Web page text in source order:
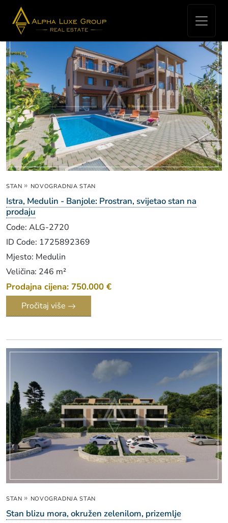
Real Estate for sale - Stanovi
STAN » NOVOGRADNJA STAN
Istra, Medulin - Banjole: Prostran, svijetao stan na
prodaju
Code: ALG-2720
ID Code: 1725892369
Mjesto: Medulin
Veličina: 246 m²
Prodajna cijena: 750.000 €
Pročitaj više
STAN » NOVOGRADNJA STAN
Stan blizu mora, okružen zelenilom, prizemlje